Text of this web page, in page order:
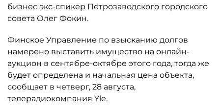
бизнес экс-спикер Петрозаводского городского
совета Олег Фокин.
Финское Управление по взысканию долгов
намерено выставить имущество на онлайн-
аукцион в сентябре-октябре этого года, тогда же
будет определена и начальная цена объекта,
сообщает в четверг, 28 августа,
телерадиокомпания Yle.